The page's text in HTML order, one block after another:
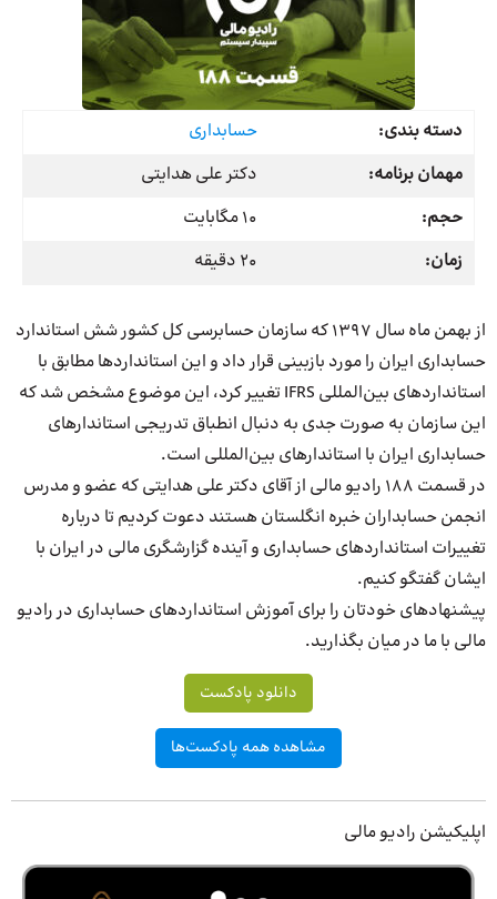
دسته بندی:
حسابداری
مهمان برنامه:
دکتر علی هدایتی
حجم:
10 مگابایت
زمان:
20 دقیقه
از بهمن ماه سال 1397 که سازمان حسابرسی کل کشور شش استاندارد
حسابداری ایران را مورد بازبینی قرار داد و این استانداردها مطابق با
استانداردهای بین‌المللی IFRS تغییر کرد، این موضوع مشخص شد که
این سازمان به صورت جدی به دنبال انطباق تدریجی استاندارهای
حسابداری ایران با استاندارهای بین‌المللی است.
در قسمت 188 رادیو مالی از آقای دکتر علی هدایتی که عضو و مدرس
انجمن حسابداران خبره انگلستان هستند دعوت کردیم تا درباره
تغییرات استانداردهای حسابداری و آینده گزارشگری مالی در ایران با
ایشان گفتگو کنیم.
پیشنهادهای خودتان را برای آموزش استانداردهای حسابداری در رادیو
مالی با ما در میان بگذارید.
دانلود پادکست
مشاهده همه پادکست‌ها
اپلیکیشن رادیو مالی